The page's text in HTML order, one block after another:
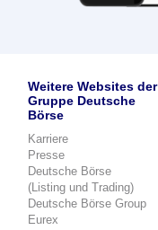
Weitere Websites der
Gruppe Deutsche
Börse
Karriere
Presse
Deutsche Börse
(Listing und Trading)
Deutsche Börse Group
Eurex